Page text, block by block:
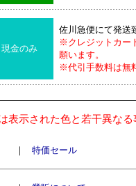
金のみ
佐川急便にて発送
※クレジットカー
願います。
※代引手数料は無
表示された色と若干異な
｜ 特価セール